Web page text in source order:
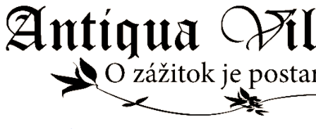
Preskočiť
na
obsah